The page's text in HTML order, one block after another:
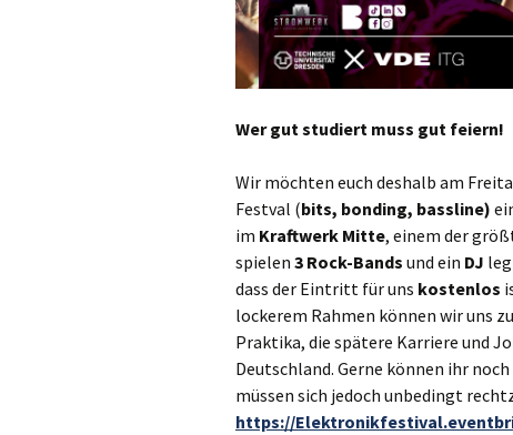
Wer gut studiert muss gut feiern!
Wir möchten euch deshalb am
Festval (bits, bonding, bassline)
im Kraftwerk Mitte, einem der
spielen 3 Rock-Bands und ein DJ
dass der Eintritt für uns kostenlos
lockerem Rahmen können wir uns
Praktika, die spätere Karriere und
Deutschland. Gerne können ihr
müssen sich jedoch unbedingt
https://